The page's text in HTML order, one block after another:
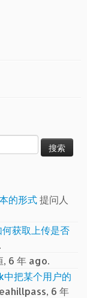
的形式提问人
获取上传是否
, 6 年 ago.
把某个用户的
6 年